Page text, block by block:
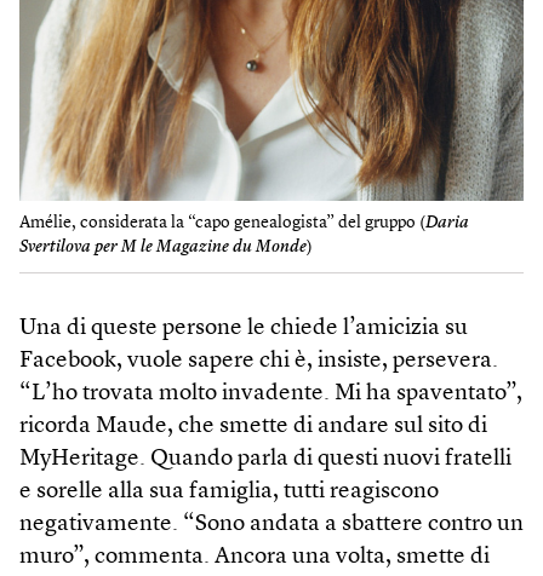
Amélie, considerata la “capo genealogista” del gruppo (Daria
Svertilova per M le Magazine du Monde)
Una di queste persone le chiede l’amicizia su
Facebook, vuole sapere chi è, insiste, persevera.
“L’ho trovata molto invadente. Mi ha spaventato”,
ricorda Maude, che smette di andare sul sito di
MyHeritage. Quando parla di questi nuovi fratelli
e sorelle alla sua famiglia, tutti reagiscono
negativamente. “Sono andata a sbattere contro un
muro”, commenta. Ancora una volta, smette di